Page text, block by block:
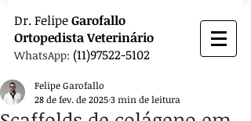
Dr. FelipeGarofallo
OrtopedistaVeterinário
WhatsApp: (11)97522-5102
Felipe Garofallo
28 de fev. de 20253 min de leitura